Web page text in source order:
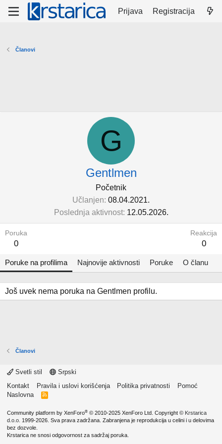
Prijava Registracija
Članovi
G
Gentlmen
Početnik
Učlanjen 08.04.2021.
Poslednja aktivnost 12.05.2026.
Poruka
0
Reakcija
0
Poruke na profilima Najnovije aktivnosti Poruke O članu
Još uvek nema poruka na Gentlmen profilu.
Članovi
Svetli stil
Srpski
Kontakt
Pravila i uslovi korišćenja Politika privatnosti
Pomoć
Naslovna
R
Community platform by XenForo® © 2010-2025 XenForo Ltd. Copyright © Krstarica
d.o.o. 1999-2026. Sva prava zadržana. Zabranjena je reprodukcija u celini i u delovima
bez dozvole.
Krstarica ne snosi odgovornost za sadržaj poruka.